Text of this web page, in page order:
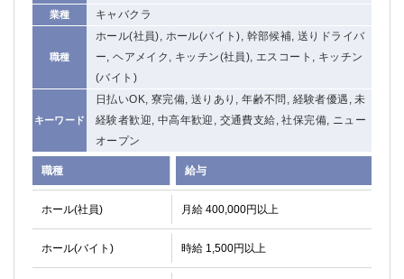
業種 キャバクラ
職種
ホール(社員), ホール(バイト), 幹部候補, 送りドライバ
ー, ヘアメイク, キッチン(社員), エスコート, キッチン
(バイト)
キーワード
日払いOK, 寮完備, 送りあり, 年齢不問, 経験者優遇, 未
経験者歓迎, 中高年歓迎, 交通費支給, 社保完備, ニュー
オープン
職種 給与
ホール(社員) 月給 400,000円以上
ホール(バイト) 時給 1,500円以上